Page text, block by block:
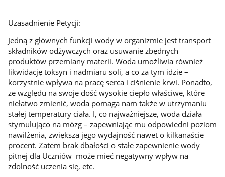
Uzasadnienie Petycji:
Jedną z głównych funkcji wody w organizmie jest transport
składników odżywczych oraz usuwanie zbędnych
produktów przemiany materii. Woda umożliwia również
likwidację toksyn i nadmiaru soli, a co za tym idzie –
korzystnie wpływa na pracę serca i ciśnienie krwi. Ponadto,
ze względu na swoje dość wysokie ciepło właściwe, które
niełatwo zmienić, woda pomaga nam także w utrzymaniu
stałej temperatury ciała. I, co najważniejsze, woda działa
stymulująco na mózg – zapewniając mu odpowiedni poziom
nawilżenia, zwiększa jego wydajność nawet o kilkanaście
procent. Zatem brak dbałości o stałe zapewnienie wody
pitnej dla Uczniów może mieć negatywny wpływ na
zdolność uczenia się, etc.